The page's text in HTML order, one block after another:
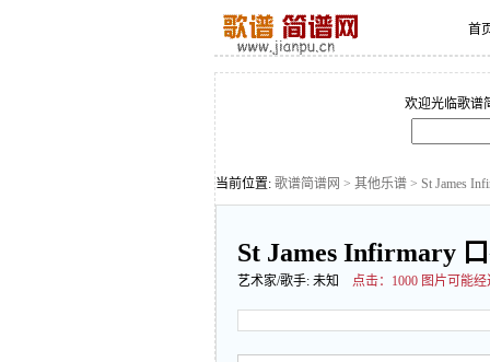
首
欢迎光临歌谱
当前位置: 歌谱简谱网 > 其他乐谱 > St James
St James Infirmary
艺术家/歌手: 未知 点击： 1000 图片可能